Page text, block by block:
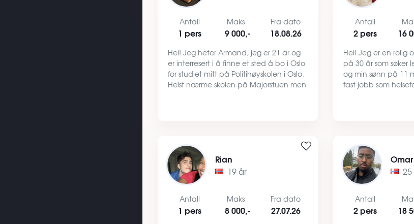
Antall
1 pers
Maks
9 000,-
Fra dato
18.08.26
Hei! Jeg heter Armand, jeg er 21 år og
er interresert i å finne et sted å bo i Oslo
for studiet mitt på Politihøyskolen i Oslo.
Helst nærme skolen på Majorstuen men
Antall
2 pers 16
Hei! Jeg er en rolig
på 30 år som søker
og min sønn på 11
fast jobb som
Rian
19 år
Antall
1 pers
Maks
8 000,-
Fra dato
27.07.26
Omar
Antall
2 pers 18